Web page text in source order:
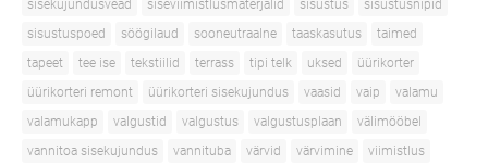
sisekujundusvead
siseviimistlusmaterjalid sisustus
sisustusnipid
sisustuspoed
söögilaud sooneutraalne taaskasutus
taimed
tapeet
tee ise tekstiilid terrass tipi telk uksed
üürikorter
üürikorteri remont
üürikorteri sisekujundus vaasid vaip
valamu
valamukapp
valgustid valgustus valgustusplaan
välimööbel
vannitoa sisekujundus
vannituba värvid värvimine
viimistlus